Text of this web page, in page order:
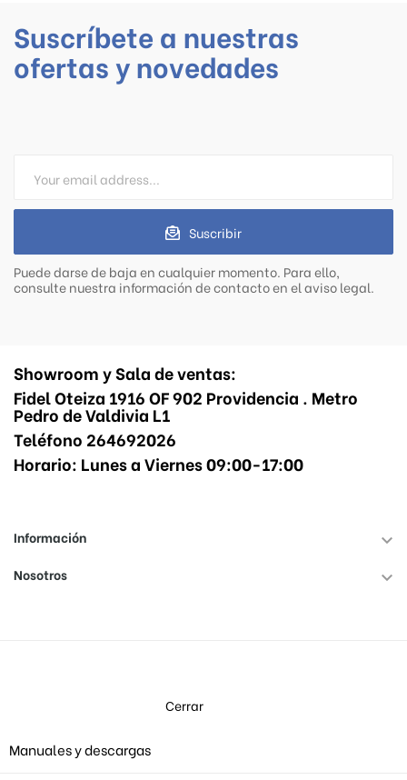
Suscríbete a nuestras
ofertas y novedades
Suscribir
Puede darse de baja en cualquier momento. Para ello,
consulte nuestra información de contacto en el aviso legal.
Showroom y Sala de ventas:
Fidel Oteiza 1916 OF 902 Providencia . Metro
Pedro de Valdivia L1
Teléfono 264692026
Horario: Lunes a Viernes 09:00-17:00
Información 
Nosotros 
Cerrar
Manuales y descargas